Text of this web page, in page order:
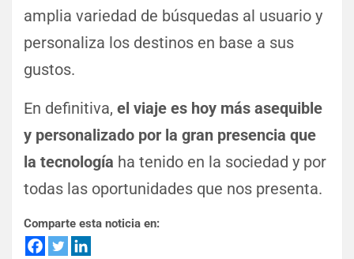
amplia variedad de búsquedas al usuario y
personaliza los destinos en base a sus
gustos.
En definitiva, el viaje es hoy más asequible
y personalizado por la gran presencia que
la tecnología ha tenido en la sociedad y por
todas las oportunidades que nos presenta.
Comparte esta noticia en: